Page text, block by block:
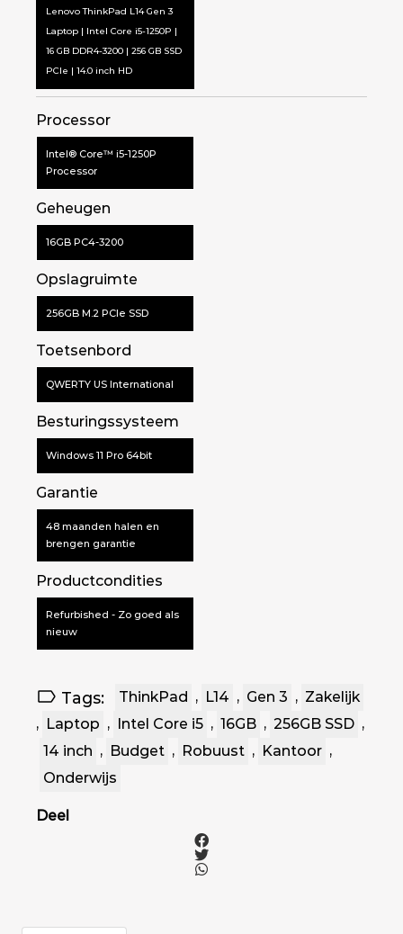
Lenovo ThinkPad L14 Gen 3
Laptop | Intel Core i5-1250P |
16 GB DDR4-3200 | 256 GB SSD
PCIe | 14.0 inch HD
Processor
Intel® Core™ i5-1250P
Processor
Geheugen
16GB PC4-3200
Opslagruimte
256GB M.2 PCIe SSD
Toetsenbord
QWERTY US International
Besturingssysteem
Windows 11 Pro 64bit
Garantie
48 maanden halen en
brengen garantie
Productcondities
Refurbished - Zo goed als
nieuw
Tags: ThinkPad , L14 , Gen 3 , Zakelijk
, Laptop , Intel Core i5 , 16GB , 256GB SSD ,
14 inch , Budget , Robuust , Kantoor ,
Onderwijs
Deel